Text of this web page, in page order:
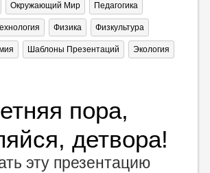
Окружающий Мир Педагогика
Физика Физкультура
Шаблоны Презентаций Экология
пора,
детвора!
эту презентацию